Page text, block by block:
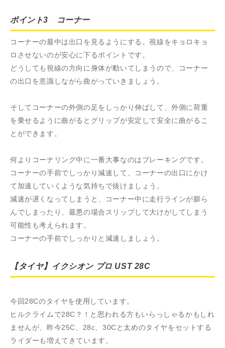
ポイント3 コーナー
コーナーの最中は出口を見るようにする。視線をキョロキョ
ロさせないのが安心に下るポイントです。
どうしても視線の方向に身体が動いてしまうので、コーナー
の出口を意識しながら曲がっていきましょう。
そしてコーナーの外側の足をしっかり伸ばして、外側に荷重
を乗せるように曲がるとグリップが安定して安全に曲がるこ
とができます。
何よりコーナリング中に一番大事なのはブレーキングです。
コーナーの手前でしっかり減速して、コーナーの出口にかけ
て加速していくような気持ちで抜けましょう。
減速が遅くなってしまうと、コーナー中に走行ラインが膨ら
んでしまったり、最悪の場合スリップして大けがしてしまう
可能性も考えられます。
コーナーの手前でしっかりと減速しましょう。
【タイヤ】イクシオン プロ UST 28C
今回28Cのタイヤを使用しています。
ヒルクライムで28C？！と思われる方もいらっしゃるかもしれ
ませんが、昨今25C、28c、30Cと太めのタイヤをセットする
ライダーも増えてきています。